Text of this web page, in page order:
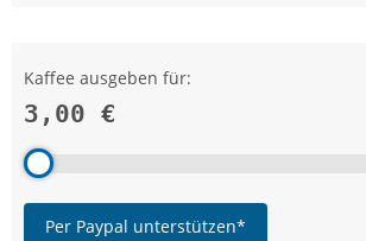
Kaffee ausgeben für:
3,00 €
Per Paypal unterstützen*